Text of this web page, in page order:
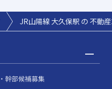
JR山陽線 大久保駅 の 不動
幹部候補募集